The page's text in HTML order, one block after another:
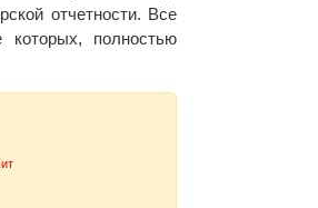
отчетности. Все
полностью